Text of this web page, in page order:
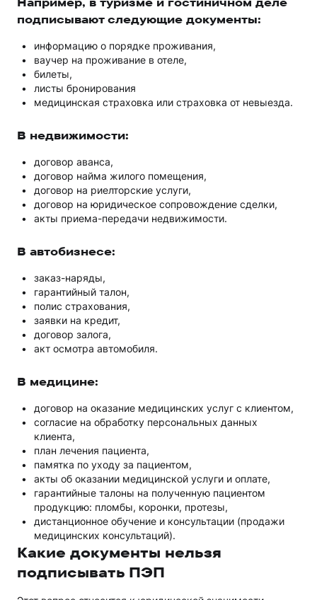
подписывают следующие документы:
информацию о порядке проживания,
ваучер на проживание в отеле,
билеты,
листы бронирования
медицинская страховка или страховка от невыезда.
В недвижимости:
договор аванса,
договор найма жилого помещения,
договор на риелторские услуги,
договор на юридическое сопровождение сделки,
акты приема-передачи недвижимости.
В автобизнесе:
заказ-наряды,
гарантийный талон,
полис страхования,
заявки на кредит,
договор залога,
акт осмотра автомобиля.
В медицине:
договор на оказание медицинских услуг с клиентом,
согласие на обработку персональных данных
клиента,
план лечения пациента,
памятка по уходу за пациентом,
акты об оказании медицинской услуги и оплате,
гарантийные талоны на полученную пациентом
продукцию: пломбы, коронки, протезы,
дистанционное обучение и консультации (продажи
медицинских консультаций).
Какие документы нельзя
подписывать ПЭП